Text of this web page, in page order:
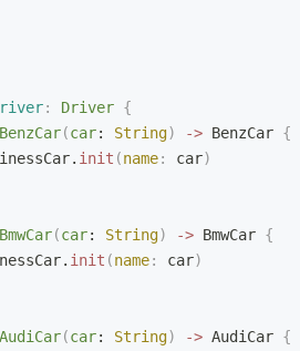
: Driver {
(car: String) -> BenzCar {
init (name: car)
(car: String) -> BmwCar {
init (name: car)
(car: String) -> AudiCar {